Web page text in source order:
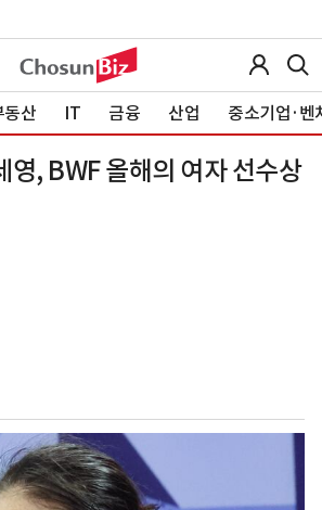
동산 IT 금융 산업 중소기업·벤
영, BWF 올해의 여자 선수상